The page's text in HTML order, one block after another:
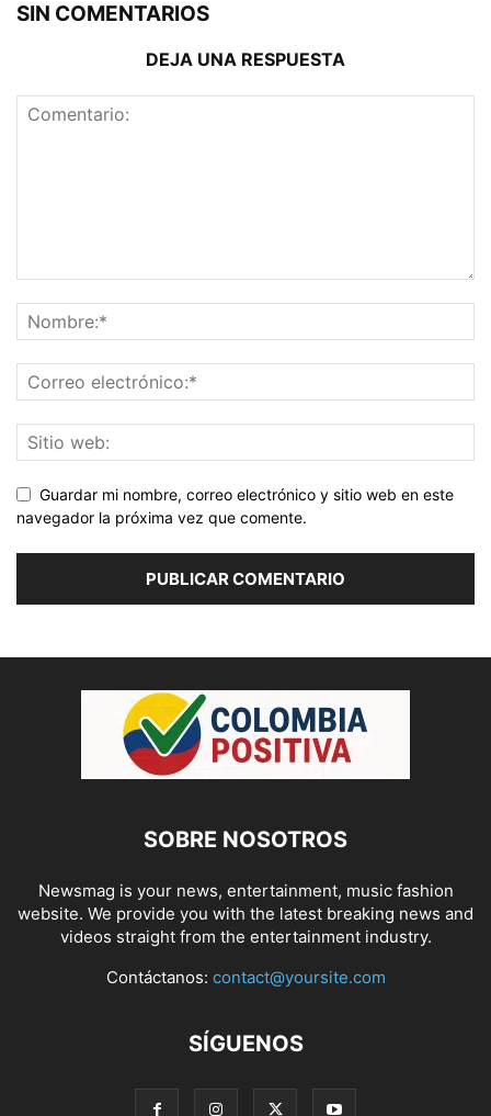
SIN COMENTARIOS
DEJA UNA RESPUESTA
Guardar mi nombre, correo electrónico y sitio web en este
navegador la próxima vez que comente.
SOBRE NOSOTROS
Newsmag is your news, entertainment, music fashion
website. We provide you with the latest breaking news and
videos straight from the entertainment industry.
Contáctanos: contact@yoursite.com
SÍGUENOS